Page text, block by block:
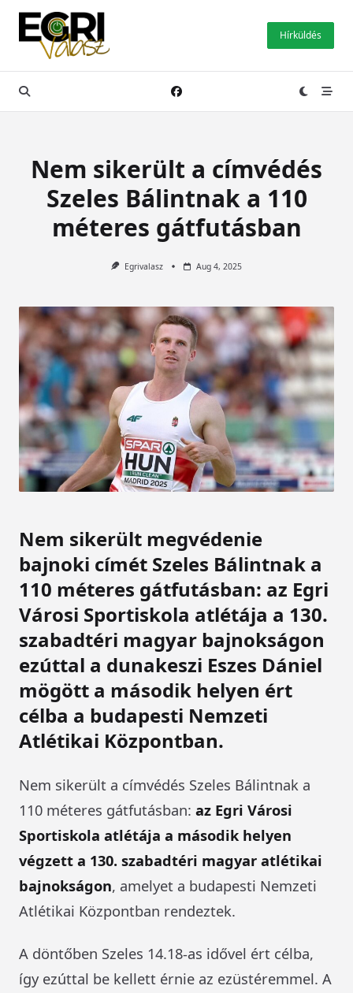
Skip
content
Hírküldés
Nem sikerült a címvédés
Szeles Bálintnak a 110
méteres gátfutásban
Egrivalasz Aug 4, 2025
Nem sikerült megvédenie
bajnoki címét Szeles Bálintnak a
110 méteres gátfutásban: az Egri
Városi Sportiskola atlétája a 130.
szabadtéri magyar bajnokságon
ezúttal a dunakeszi Eszes Dániel
mögött a második helyen ért
célba a budapesti Nemzeti
Atlétikai Központban.
Nem sikerült a címvédés Szeles Bálintnak a
110 méteres gátfutásban: az Egri Városi
Sportiskola atlétája a második helyen
végzett a 130. szabadtéri magyar atlétikai
bajnokságon, amelyet a budapesti Nemzeti
Atlétikai Központban rendeztek.
A döntőben Szeles 14.18-as idővel ért célba,
így ezúttal be kellett érnie az ezüstéremmel. A